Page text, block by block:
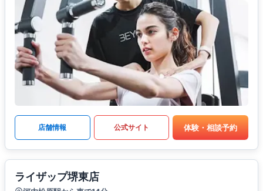
店舗情報 公式サイト 体験・相談予約
ライザップ堺東店